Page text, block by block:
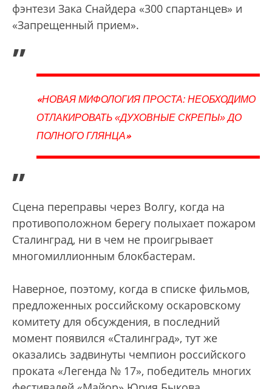
фэнтези Зака Снайдера «300 спартанцев» и
«Запрещенный прием».
„
«НОВАЯ МИФОЛОГИЯ ПРОСТА: НЕОБХОДИМО
ОТЛАКИРОВАТЬ «ДУХОВНЫЕ СКРЕПЫ» ДО
ПОЛНОГО ГЛЯНЦА»
”
Сцена переправы через Волгу, когда на
противоположном берегу полыхает пожаром
Сталинград, ни в чем не проигрывает
многомиллионным блокбастерам.
Наверное, поэтому, когда в списке фильмов,
предложенных российскому оскаровскому
комитету для обсуждения, в последний
момент появился «Сталинград», тут же
оказались задвинуты чемпион российского
проката «Легенда № 17», победитель многих